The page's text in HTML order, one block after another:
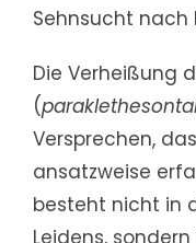
Sehnsucht nach
Die Verheißung
(
Versprechen,
ansatzweise
besteht nicht in
Leidens,